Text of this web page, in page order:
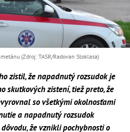
(Zdroj: TASR/Radovan Stoklasa)
zistil, že napadnutý rozsudok je
skutkových zistení, tiež preto, že
so všetkými okolnosťami
a napadnutý rozsudok
že vznikli pochybnosti o